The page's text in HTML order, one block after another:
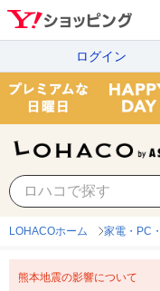
ログイン
LOHACOホーム 家電・PC
熊本地震の影響について